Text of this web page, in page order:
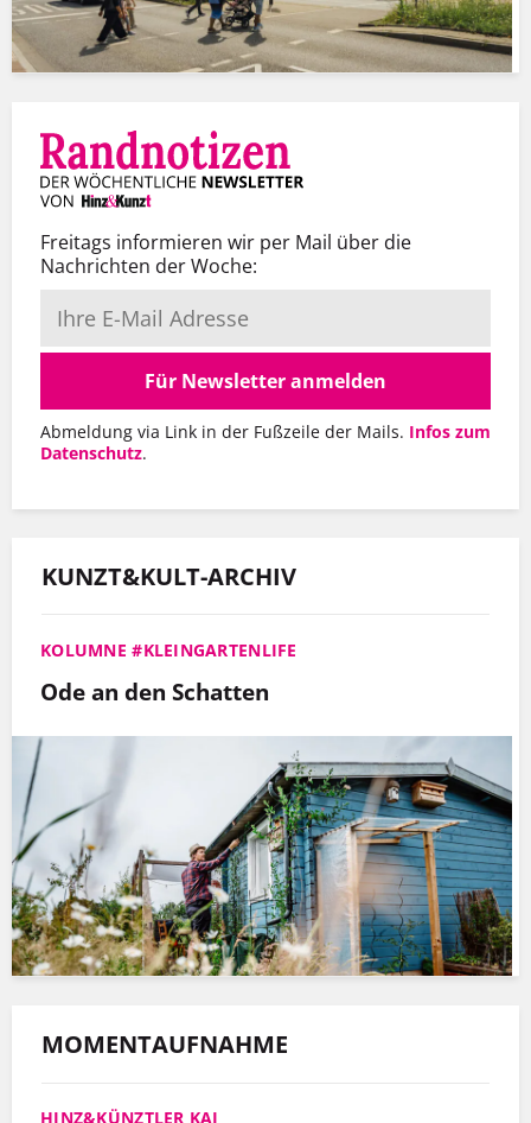
Freitags informieren wir per Mail über die
Nachrichten der Woche:
Für Newsletter anmelden
Abmeldung via Link in der Fußzeile der Mails. Infos zum
Datenschutz.
KUNZT&KULT-ARCHIV
KOLUMNE #KLEINGARTENLIFE
Ode an den Schatten
MOMENTAUFNAHME
HINZ&KÜNZTLER KAI